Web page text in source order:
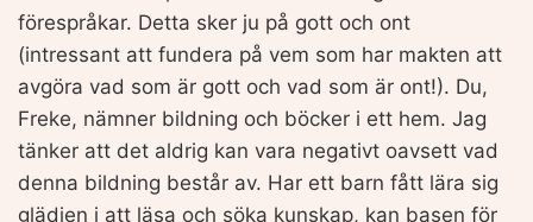
förespråkar. Detta sker ju på gott och ont
(intressant att fundera på vem som har makten att
avgöra vad som är gott och vad som är ont!). Du,
Freke, nämner bildning och böcker i ett hem. Jag
tänker att det aldrig kan vara negativt oavsett vad
denna bildning består av. Har ett barn fått lära sig
glädjen i att läsa och söka kunskap, kan basen för